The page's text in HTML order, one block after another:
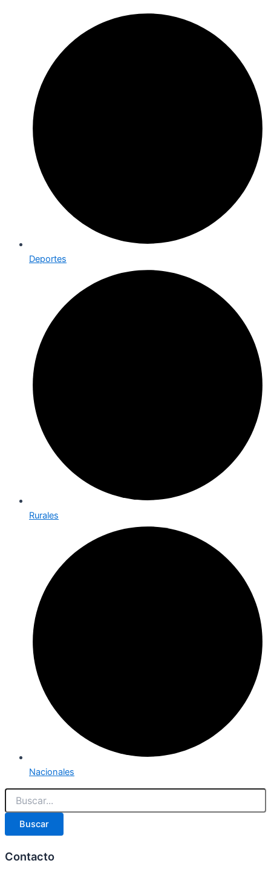
Deportes
Rurales
Nacionales
Buscar
Contacto